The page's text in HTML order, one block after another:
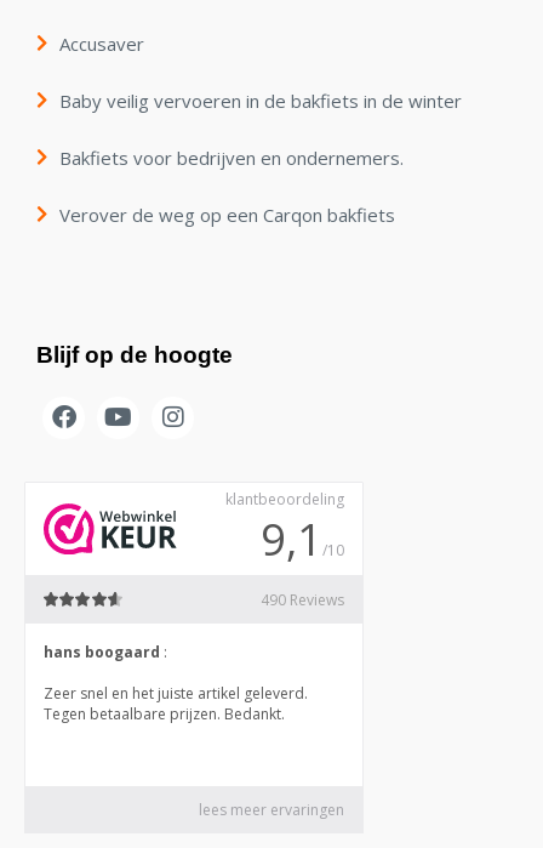
Accusaver
Baby veilig vervoeren in de bakfiets in de winter
Bakfiets voor bedrijven en ondernemers.
Verover de weg op een Carqon bakfiets
Blijf op de hoogte